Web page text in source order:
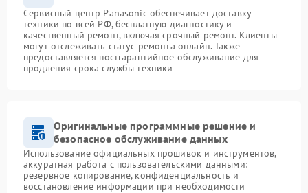
Сервисный центр Panasonic обеспечивает доставку
техники по всей РФ, бесплатную диагностику и
качественный ремонт, включая срочный ремонт. Клиенты
могут отслеживать статус ремонта онлайн. Также
предоставляется постгарантийное обслуживание для
продления срока службы техники
Оригинальные программные решение и
безопасное обслуживание данных
Использование официальных прошивок и инструментов,
аккуратная работа с пользовательскими данными:
резервное копирование, конфиденциальность и
восстановление информации при необходимости